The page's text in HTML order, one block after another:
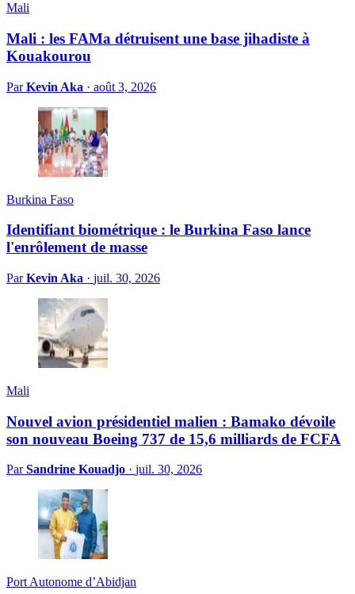
Mali
Mali : les FAMa détruisent une base jihadiste à
Kouakourou
ParKevin Aka · août 3, 2026
Burkina Faso
Identifiant biométrique : le Burkina Faso lance
l'enrôlement de masse
ParKevin Aka · juil. 30, 2026
Mali
Nouvel avion présidentiel malien : Bamako dévoile
son nouveau Boeing 737 de 15,6 milliards de FCFA
ParSandrine Kouadjo · juil. 30, 2026
Port Autonome d’Abidjan